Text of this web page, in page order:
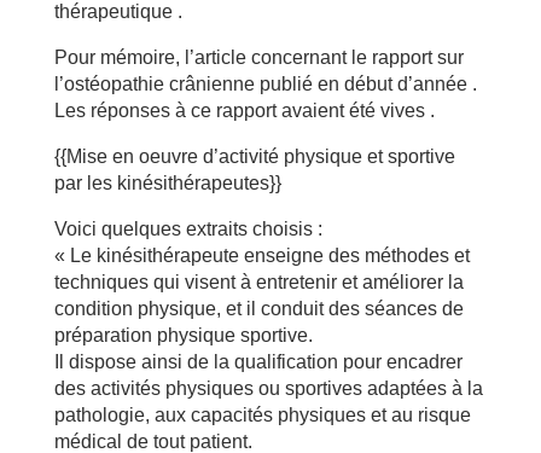
thérapeutique .
Pour mémoire, l’article concernant le rapport sur
l’ostéopathie crânienne publié en début d’année .
Les réponses à ce rapport avaient été vives .
{{Mise en oeuvre d’activité physique et sportive
par les kinésithérapeutes}}
Voici quelques extraits choisis :
« Le kinésithérapeute enseigne des méthodes et
techniques qui visent à entretenir et améliorer la
condition physique, et il conduit des séances de
préparation physique sportive.
Il dispose ainsi de la qualification pour encadrer
des activités physiques ou sportives adaptées à la
pathologie, aux capacités physiques et au risque
médical de tout patient.